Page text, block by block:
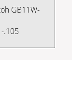
GB11W-
.105